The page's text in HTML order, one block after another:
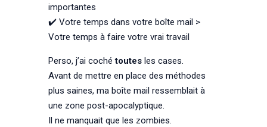
importantes
✔️ Votre temps dans votre boîte mail >
Votre temps à faire votre vrai travail
Perso, j’ai cochétoutesles cases.
Avant de mettre en place des méthodes
plus saines, ma boîte mail ressemblait à
une zone post-apocalyptique.
Il ne manquait que les zombies.